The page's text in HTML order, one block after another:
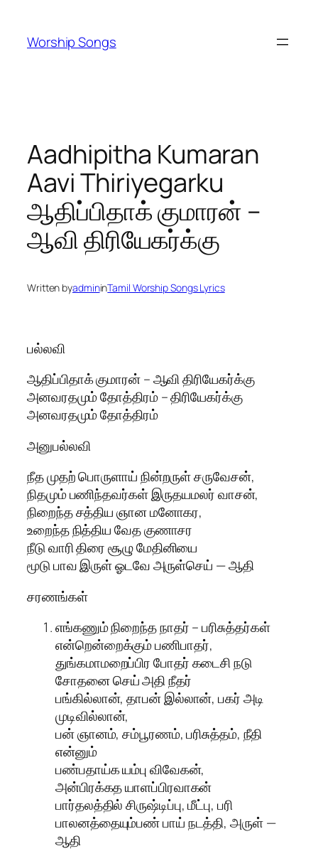
content
Worship Songs
Aadhipitha Kumaran
Aavi Thiriyegarku
ஆதிப்பிதாக் குமாரன் –
ஆவி திரியேகர்க்கு
Written byadmininTamil Worship Songs Lyrics
பல்லவி
ஆதிப்பிதாக் குமாரன் – ஆவி திரியேகர்க்கு
அனவரதமும் தோத்திரம் – திரியேகர்க்கு
அனவரதமும் தோத்திரம்
அனுபல்லவி
நீத முதற் பொருளாய் நின்றருள் சருவேசன்,
நிதமும் பணிந்தவர்கள் இருதயமலர் வாசன்,
நிறைந்த சத்திய ஞான மனோகர,
உறைந்த நித்திய வேத குணாசர
நீடு வாரி திரை சூழு மேதினியை
மூடு பாவ இருள் ஓடவே அருள்செய் — ஆதி
சரணங்கள்
எங்கணும் நிறைந்த நாதர் – பரிசுத்தர்கள்
என்றென்றைக்கும் பணிபாதர்,
துங்கமாமறைப்பிர போதர் கடைசி நடு
சோதனை செய் அதி நீதர்
பங்கில்லான், தாபன் இல்லான், பகர் அடி
முடிவில்லான்,
பன் ஞானம், சம்பூரணம், பரிசுத்தம், நீதி
என்னும்
பண்பதாய்க யம்பு விவேகன்,
அன்பிரக்கத யாளப்பிரவாகன்
பார்தலத்தில் சிருஷ்டிப்பு, மீட்பு, பரி
பாலனத்தையும்பண் பாய் நடத்தி, அருள் —
ஆதி